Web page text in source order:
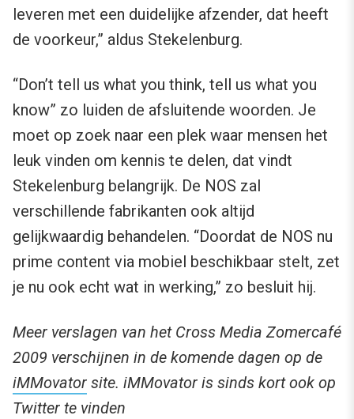
leveren met een duidelijke afzender, dat heeft
de voorkeur,” aldus Stekelenburg.
“Don’t tell us what you think, tell us what you
know” zo luiden de afsluitende woorden. Je
moet op zoek naar een plek waar mensen het
leuk vinden om kennis te delen, dat vindt
Stekelenburg belangrijk. De NOS zal
verschillende fabrikanten ook altijd
gelijkwaardig behandelen. “Doordat de NOS nu
prime content via mobiel beschikbaar stelt, zet
je nu ook echt wat in werking,” zo besluit hij.
Meer verslagen van het Cross Media Zomercafé
2009 verschijnen in de komende dagen op de
iMMovator site. iMMovator is sinds kort ook op
Twitter te vinden